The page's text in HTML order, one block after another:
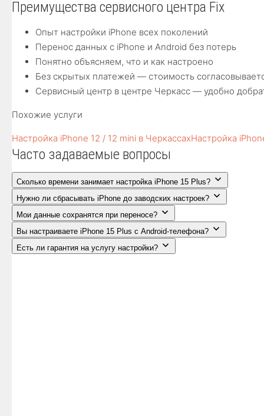
Преимущества сервисного центра Fix
Опыт настройки iPhone всех поколений
Перенос данных с iPhone и Android без потерь
Понятно объясняем, что и как настроено
Без скрытых платежей — стоимость
Сервисный центр в центре Черкасс — удобно
Похожие услуги
Настройка iPhone 12 / 12 mini в ЧеркассахНастройка
Часто задаваемые вопросы
Сколько времени занимает настройка iPhone 15 Plus?
Нужно ли сбрасывать iPhone до заводских настроек?
Мои данные сохранятся при переносе?
Вы настраиваете iPhone 15 Plus с Android-телефона?
Есть ли гарантия на услугу настройки?